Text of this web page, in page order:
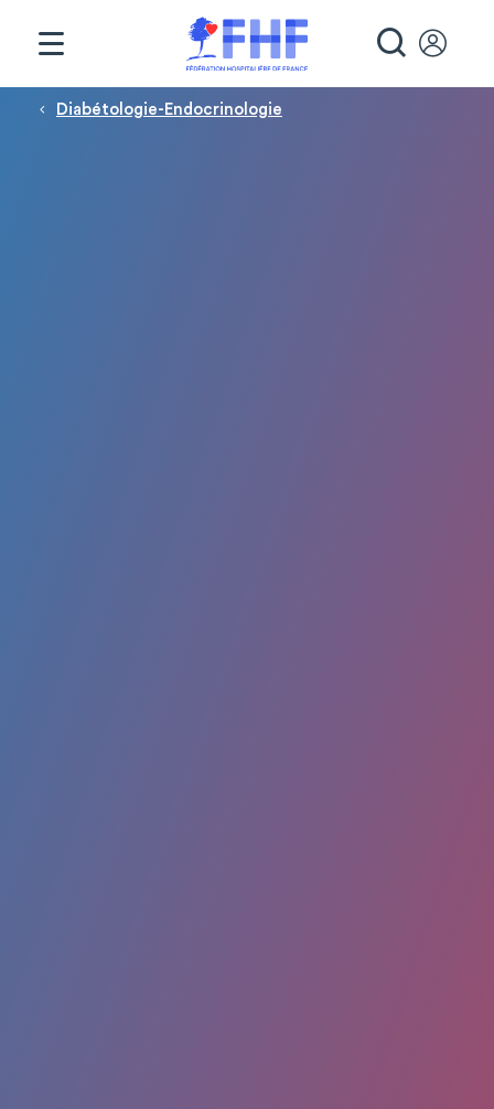
Fil d'Ariane
Diabétologie-Endocrinologie
Panneau de gestion des cookies